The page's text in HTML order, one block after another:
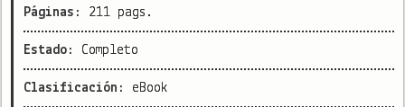
Páginas: 211 pags.
Estado: Completo
Clasificación: eBook